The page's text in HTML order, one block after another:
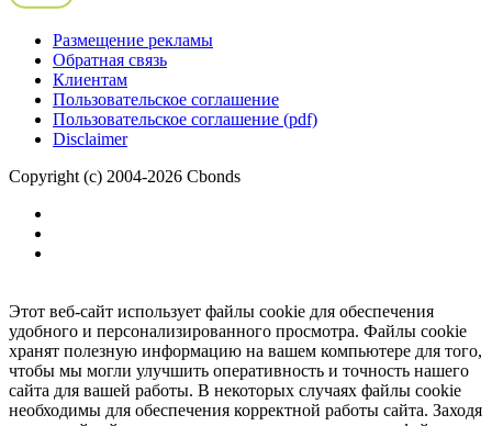
Размещение рекламы
Обратная связь
Клиентам
Пользовательское соглашение
Пользовательское соглашение (pdf)
Disclaimer
Copyright (c) 2004-2026 Cbonds
Этот веб-сайт использует файлы cookie для обеспечения
удобного и персонализированного просмотра. Файлы cookie
хранят полезную информацию на вашем компьютере для того,
чтобы мы могли улучшить оперативность и точность нашего
сайта для вашей работы. В некоторых случаях файлы cookie
необходимы для обеспечения корректной работы сайта. Заходя